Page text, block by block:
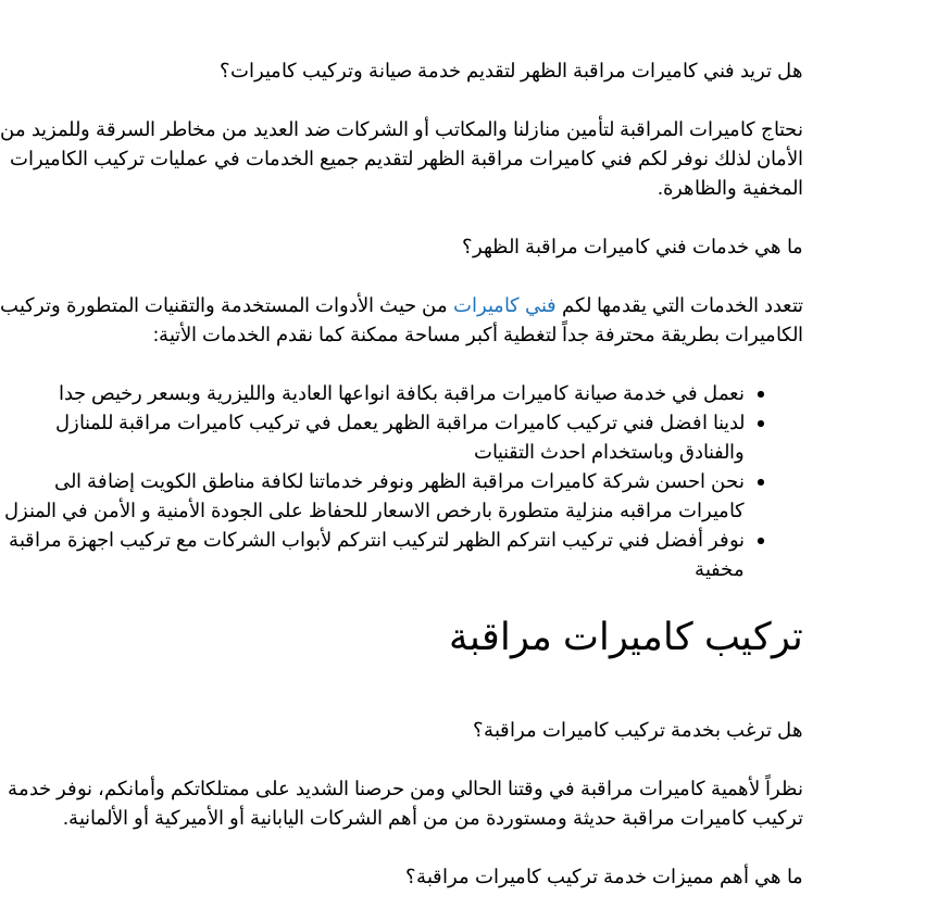
هل تريد فني كاميرات مراقبة الظهر لتقديم خدمة صيانة وتركيب كاميرات؟
نحتاج كاميرات المراقبة لتأمين منازلنا والمكاتب أو الشركات ضد العديد من مخاطر السرقة وللمزيد من
الأمان لذلك نوفر لكم فني كاميرات مراقبة الظهر لتقديم جميع الخدمات في عمليات تركيب الكاميرات
المخفية والظاهرة.
ما هي خدمات فني كاميرات مراقبة الظهر؟
تتعدد الخدمات التي يقدمها لكم فني كاميرات من حيث الأدوات المستخدمة والتقنيات المتطورة وتركيب
الكاميرات بطريقة محترفة جداً لتغطية أكبر مساحة ممكنة كما نقدم الخدمات الأتية:
نعمل في خدمة صيانة كاميرات مراقبة بكافة انواعها العادية والليزرية وبسعر رخيص جدا
لدينا افضل فني تركيب كاميرات مراقبة الظهر يعمل في تركيب كاميرات مراقبة للمنازل
والفنادق وباستخدام احدث التقنيات
نحن احسن شركة كاميرات مراقبة الظهر ونوفر خدماتنا لكافة مناطق الكويت إضافة الى
كاميرات مراقبه منزلية متطورة بارخص الاسعار للحفاظ على الجودة الأمنية و الأمن في المنزل
نوفر أفضل فني تركيب انتركم الظهر لتركيب انتركم لأبواب الشركات مع تركيب اجهزة مراقبة
مخفية
تركيب كاميرات مراقبة
هل ترغب بخدمة تركيب كاميرات مراقبة؟
نظراً لأهمية كاميرات مراقبة في وقتنا الحالي ومن حرصنا الشديد على ممتلكاتكم وأمانكم، نوفر خدمة
تركيب كاميرات مراقبة حديثة ومستوردة من من أهم الشركات اليابانية أو الأميركية أو الألمانية.
ما هي أهم مميزات خدمة تركيب كاميرات مراقبة؟